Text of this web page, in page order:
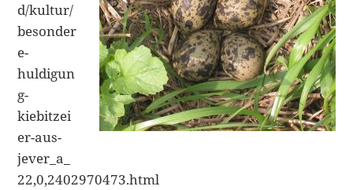
d/kultur/
besonder
e-
huldigun
g-
kiebitzei
er-aus-
jever_a_
22,0,2402970473.html